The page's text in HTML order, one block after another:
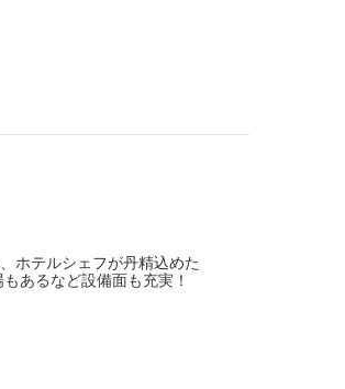
ホテルシェフが丹精込めた
あるなど設備面も充実！